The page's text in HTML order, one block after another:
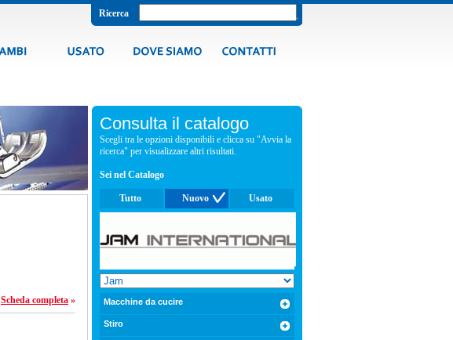
Ricerca
Consulta il catalogo
Scegli tra le opzioni disponibili e clicca su "Avvia la
ricerca" per visualizzare altri risultati.
Sei nel Catalogo
Tutto Nuovo Usato
Macchine da cucire
Stiro
Scheda completa »